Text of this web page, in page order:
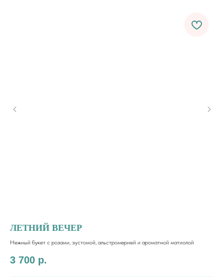
ЛЕТНИЙ ВЕЧЕР
Нежный букет с розами, эустомой, альстромерией и ароматной матиолой
3 700 р.